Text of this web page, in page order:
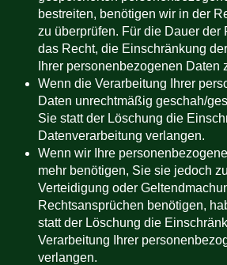
bestreiten, benötigen wir in der
zu überprüfen. Für die Dauer der
das Recht, die Einschränkung
Ihrer personenbezogenen Daten
Wenn die Verarbeitung Ihrer
Daten unrechtmäßig geschah/
Sie statt der Löschung die
Datenverarbeitung verlangen.
Wenn wir Ihre
mehr benötigen, Sie sie jedoch
Verteidigung oder
Rechtsansprüchen benötigen,
statt der Löschung die
Verarbeitung Ihrer
verlangen.